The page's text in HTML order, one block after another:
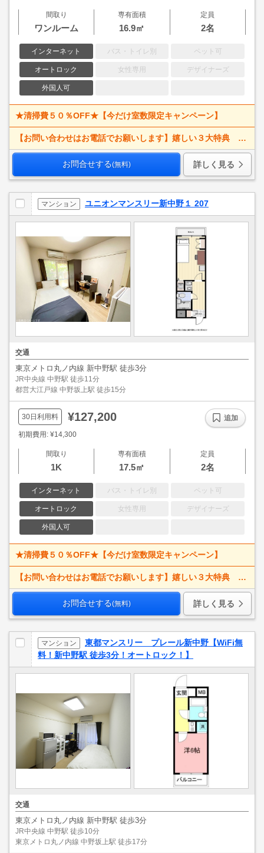
間取り
ワンルーム
専有面積
16.9㎡
定員
2名
インターネット バス・トイレ別 ペット可
オートロック 女性専用 デザイナーズ
外国人可
★清掃費５０％OFF★【今だけ室数限定キャンペーン】
【お問い合わせはお電話でお願いします】嬉しい３大特典 賃料大幅値下げ！ 寝具一式＆ベッドメイキング無料＋α
お問合せする(無料) 詳しく見る
マンション ユニオンマンスリー新中野１ 207
交通
東京メトロ丸ノ内線 新中野駅 徒歩3分
JR中央線 中野駅 徒歩11分
都営大江戸線 中野坂上駅 徒歩15分
30日利用料 ¥127,200
初期費用: ¥14,300
間取り
1K
専有面積
17.5㎡
定員
2名
インターネット バス・トイレ別 ペット可
オートロック 女性専用 デザイナーズ
外国人可
追加
★清掃費５０％OFF★【今だけ室数限定キャンペーン】
【お問い合わせはお電話でお願いします】嬉しい３大特典 賃料大幅値下げ！ 寝具一式＆ベッドメイキング無料＋α
お問合せする(無料) 詳しく見る
マンション
東都マンスリー プレール新中野【WiFi無
料！新中野駅 徒歩3分！オートロック！】
交通
東京メトロ丸ノ内線 新中野駅 徒歩3分
JR中央線 中野駅 徒歩10分
東京メトロ丸ノ内線 中野坂上駅 徒歩17分